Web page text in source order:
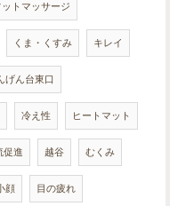
ットマッサージ
くま・くすみ キレイ
げん台東口
冷え性 ヒートマット
促進 越谷 むくみ
顔 目の疲れ